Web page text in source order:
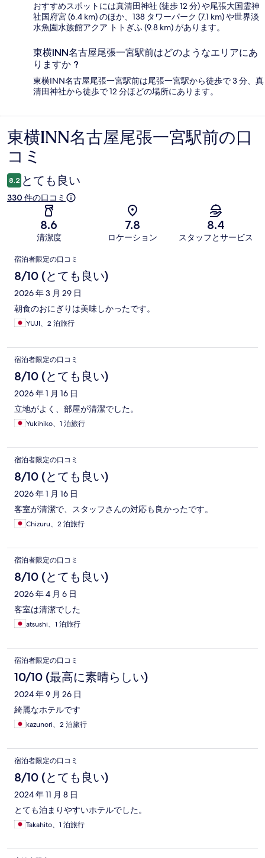
おすすめスポットには真清田神社 (徒歩 12 分) や尾張大国霊神
社国府宮 (6.4 km) のほか、138 タワーパーク (7.1 km) や世界淡
水魚園水族館アクア トトぎふ (9.8 km) があります。
東横INN名古屋尾張一宮駅前はどのようなエリアにあ
りますか ?
東横INN名古屋尾張一宮駅前は尾張一宮駅から徒歩で 3 分、真
清田神社から徒歩で 12 分ほどの場所にあります。
口
コ
ミ
東横INN名古屋尾張一宮駅前の口
コミ
8.2 とても良い
330 件の口コミ
8.6
清潔度
7.8
ロケーション
8.4
スタッフとサービス
口
コ
ミ
宿泊者限定の口コミ
8/10 (とても良い)
2026 年 3 月 29 日
朝食のおにぎりは美味しかったです。
YUJI、2 泊旅行
宿泊者限定の口コミ
8/10 (とても良い)
2026 年 1 月 16 日
立地がよく、部屋が清潔でした。
Yukihiko、1 泊旅行
宿泊者限定の口コミ
8/10 (とても良い)
2026 年 1 月 16 日
客室が清潔で、スタッフさんの対応も良かったです。
Chizuru、2 泊旅行
宿泊者限定の口コミ
8/10 (とても良い)
2026 年 4 月 6 日
客室は清潔でした
atsushi、1 泊旅行
宿泊者限定の口コミ
10/10 (最高に素晴らしい)
2024 年 9 月 26 日
綺麗なホテルです
kazunori、2 泊旅行
宿泊者限定の口コミ
8/10 (とても良い)
2024 年 11 月 8 日
とても泊まりやすいホテルでした。
Takahito、1 泊旅行